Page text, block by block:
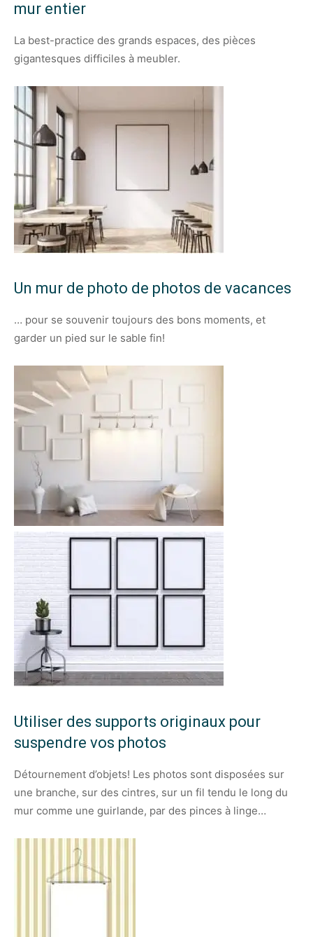
mur entier
La best-practice des grands espaces, des pièces
gigantesques difficiles à meubler.
Un mur de photo de photos de vacances
… pour se souvenir toujours des bons moments, et
garder un pied sur le sable fin!
Utiliser des supports originaux pour
suspendre vos photos
Détournement d’objets! Les photos sont disposées sur
une branche, sur des cintres, sur un fil tendu le long du
mur comme une guirlande, par des pinces à linge…